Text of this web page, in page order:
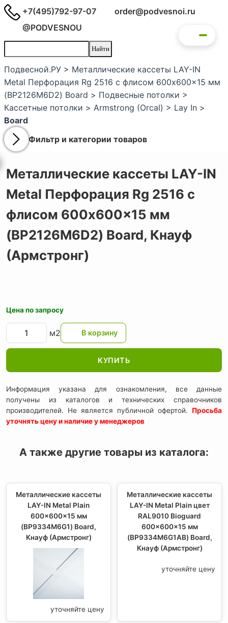
+7(495)792-97-07
order@podvesnoi.ru
@PODVESNOU
Подвесной.РУ > Металлические кассеты LAY-IN
Metal Перфорация Rg 2516 с флисом 600x600x15 мм
(BP2126M6D2) Board > Подвесные потолки >
Кассетные потолки > Armstrong (Orcal) > Lay In >
Board
Фильтр и категории товаров
Металлические кассеты LAY-IN
Metal Перфорация Rg 2516 с
флисом 600x600x15 мм
(BP2126M6D2) Board, Кнауф
(Армстронг)
Цена по запросу
м2
КУПИТЬ
Информация указана для ознакомления, все данные
получены из каталогов и технических справочников
производителей. Не является публичной офертой. Просьба
уточнять цену и наличие у менеджеров
А также другие товары из каталога:
Металлические кассеты
LAY-IN Metal Plain
600x600x15 мм
(BP9334M6G1) Board,
Кнауф (Армстронг)
уточняйте цену
Металлические кассеты
LAY-IN Metal Plain цвет
RAL9010 Bioguard
600x600x15 мм
(BP9334M6G1AB) Board,
Кнауф (Армстронг)
уточняйте цену